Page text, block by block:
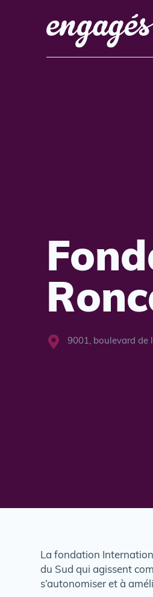
9001, boulevard de
La fondation
du Sud qui agissent
s’autonomiser et à